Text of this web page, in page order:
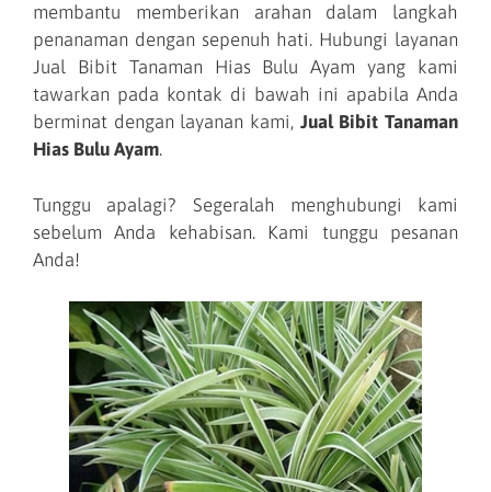
membantu memberikan arahan dalam langkah
penanaman dengan sepenuh hati. Hubungi layanan
Jual Bibit Tanaman Hias Bulu Ayam yang kami
tawarkan pada kontak di bawah ini apabila Anda
berminat dengan layanan kami, Jual Bibit Tanaman
Hias Bulu Ayam.
Tunggu apalagi? Segeralah menghubungi kami
sebelum Anda kehabisan. Kami tunggu pesanan
Anda!